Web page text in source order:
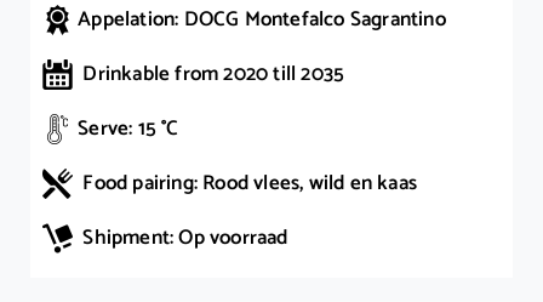
Appelation: DOCG Montefalco Sagrantino
Drinkable from 2020 till 2035
Serve: 15 °C
Food pairing: Rood vlees, wild en kaas
Shipment: Op voorraad